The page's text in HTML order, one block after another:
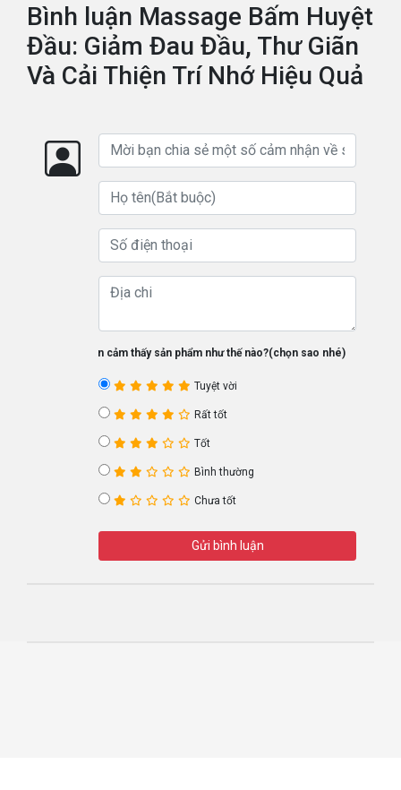
Bình luận Massage Bấm Huyệt
Đầu: Giảm Đau Đầu, Thư Giãn
Và Cải Thiện Trí Nhớ Hiệu Quả
Bạn cảm thấy sản phẩm như thế nào?(chọn sao nhé)
Tuyệt vời
Rất tốt
Tốt
Bình thường
Chưa tốt
Gửi bình luận